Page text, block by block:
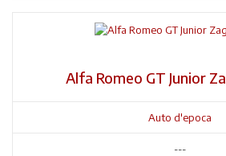
Alfa Romeo GT Junior
Auto d'epoca
---